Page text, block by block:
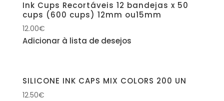
Ink Cups Recortáveis 12 bandejas x 50
cups (600 cups) 12mm ou15mm
12.00€
Adicionar à lista de desejos
SILICONE INK CAPS MIX COLORS 200 UN
12.50€